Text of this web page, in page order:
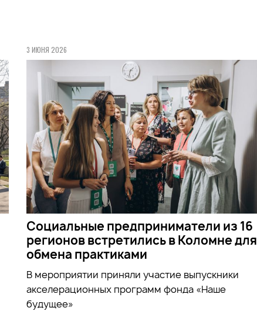
3 ИЮНЯ 2026
Социальные предприниматели из 16
регионов встретились в Коломне для
обмена практиками
В мероприятии приняли участие выпускники
акселерационных программ фонда «Наше
будущее»